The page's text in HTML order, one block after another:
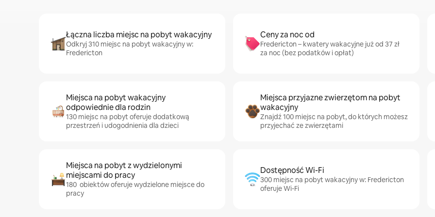
Łączna liczba miejsc na pobyt wakacyjny
Odkryj 310 miejsc na pobyt wakacyjny w:
Fredericton
Ceny za noc od
Fredericton – kwatery wakacyjne już od 37 zł
za noc (bez podatków i opłat)
Miejsca na pobyt wakacyjny
odpowiednie dla rodzin
130 miejsc na pobyt oferuje dodatkową
przestrzeń i udogodnienia dla dzieci
Miejsca przyjazne zwierzętom na pobyt
wakacyjny
Znajdź 100 miejsc na pobyt, do których możesz
przyjechać ze zwierzętami
Miejsca na pobyt z wydzielonymi
miejscami do pracy
180 obiektów oferuje wydzielone miejsce do
pracy
Dostępność Wi-Fi
300 miejsc na pobyt wakacyjny w: Fredericton
oferuje Wi-Fi